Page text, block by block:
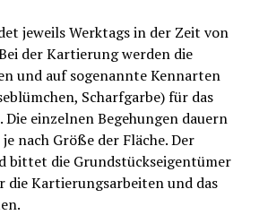
jeweils Werktags in der Zeit von
der Kartierung werden die
und auf sogenannte Kennarten
Scharfgarbe) für das
einzelnen Begehungen dauern
nach Größe der Fläche. Der
bittet die Grundstückseigentümer
die Kartierungsarbeiten und das